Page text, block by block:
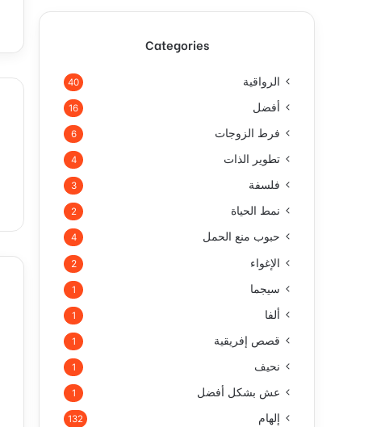
Categories
الرواقية 40
أفضل 16
فرط الزوجات 6
تطوير الذات 4
فلسفة 3
نمط الحياة 2
حبوب منع الحمل 4
الإغواء 2
سيجما 1
ألفا 1
قصص إفريقية 1
نحيف 1
عش بشكل أفضل 1
إلهام 132